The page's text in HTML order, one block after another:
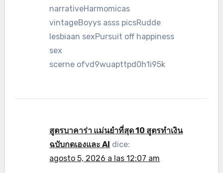
narrativeHarmomicas
vintageBoyys asss picsRudde
lesbiaan sexPursuit off happiness
sex
scerne ofvd9wuapttpd0h1i95k
สูตรบาคาร่า แม่นยําที่สุด 10 สูตรทำเงิน
ฉบับกดเองและ AI dice:
agosto 5, 2026 a las 12:07 am